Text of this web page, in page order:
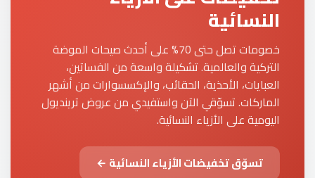
النسائية
خصومات تصل حتى 70% على أحدث صيحات الموضة
التركية والعالمية. تشكيلة واسعة من الفساتين،
العبايات، الأحذية، الحقائب، والإكسسوارات من أشهر
الماركات. تسوّقي الآن واستفيدي من عروض ترينديول
اليومية على الأزياء النسائية.
تسوّق تخفيضات الأزياء النسائية ←